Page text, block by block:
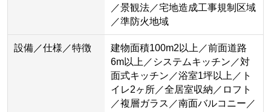
／景観法／宅地造成工事規制区域
／準防火地域
設備／仕様／特徴
建物面積100m2以上／前面道路
6m以上／システムキッチン／対
面式キッチン／浴室1坪以上／ト
イレ2ヶ所／全居室収納／ロフト
／複層ガラス／南面バルコニー／